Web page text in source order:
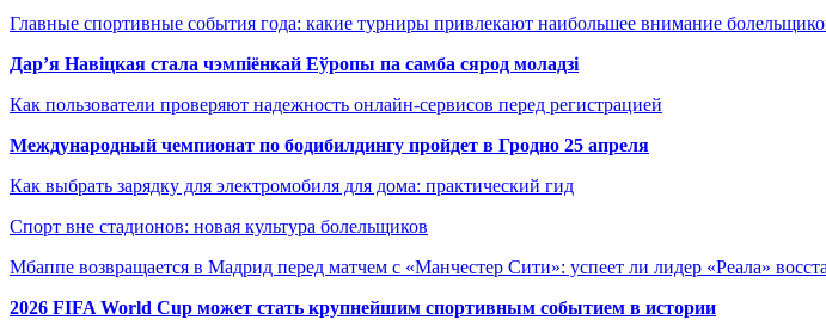
Главные спортивные события года: какие турниры привлекают наибольшее внимание
Дар’я Навіцкая стала чэмпіёнкай Еўропы па самба сярод моладзі
Как пользователи проверяют надежность онлайн-сервисов перед регистрацией
Международный чемпионат по бодибилдингу пройдет в Гродно 25 апреля
Как выбрать зарядку для электромобиля для дома: практический гид
Спорт вне стадионов: новая культура болельщиков
Мбаппе возвращается в Мадрид перед матчем с «Манчестер Сити»: успеет ли лидер «Реала»
2026 FIFA World Cup может стать крупнейшим спортивным событием в истории